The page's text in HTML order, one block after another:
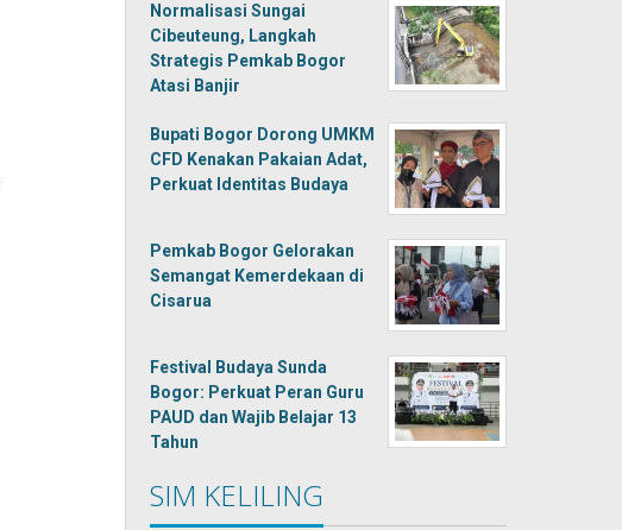
Normalisasi Sungai
Cibeuteung, Langkah
Strategis Pemkab Bogor
Atasi Banjir
Bupati Bogor Dorong UMKM
CFD Kenakan Pakaian Adat,
Perkuat Identitas Budaya
Pemkab Bogor Gelorakan
Semangat Kemerdekaan di
Cisarua
Festival Budaya Sunda
Bogor: Perkuat Peran Guru
PAUD dan Wajib Belajar 13
Tahun
SIM KELILING